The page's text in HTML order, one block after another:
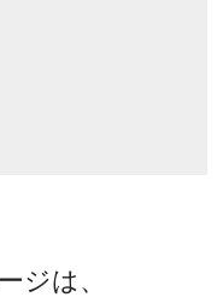
ジは、